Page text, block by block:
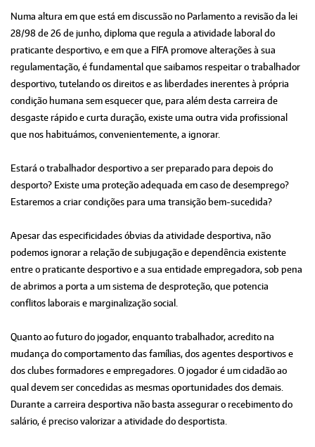
Numa altura em que está em discussão no Parlamento a revisão da lei
28/98 de 26 de junho, diploma que regula a atividade laboral do
praticante desportivo, e em que a FIFA promove alterações à sua
regulamentação, é fundamental que saibamos respeitar o trabalhador
desportivo, tutelando os direitos e as liberdades inerentes à própria
condição humana sem esquecer que, para além desta carreira de
desgaste rápido e curta duração, existe uma outra vida profissional
que nos habituámos, convenientemente, a ignorar.
Estará o trabalhador desportivo a ser preparado para depois do
desporto? Existe uma proteção adequada em caso de desemprego?
Estaremos a criar condições para uma transição bem-sucedida?
Apesar das especificidades óbvias da atividade desportiva, não
podemos ignorar a relação de subjugação e dependência existente
entre o praticante desportivo e a sua entidade empregadora, sob pena
de abrimos a porta a um sistema de desproteção, que potencia
conflitos laborais e marginalização social.
Quanto ao futuro do jogador, enquanto trabalhador, acredito na
mudança do comportamento das famílias, dos agentes desportivos e
dos clubes formadores e empregadores. O jogador é um cidadão ao
qual devem ser concedidas as mesmas oportunidades dos demais.
Durante a carreira desportiva não basta assegurar o recebimento do
salário, é preciso valorizar a atividade do desportista.